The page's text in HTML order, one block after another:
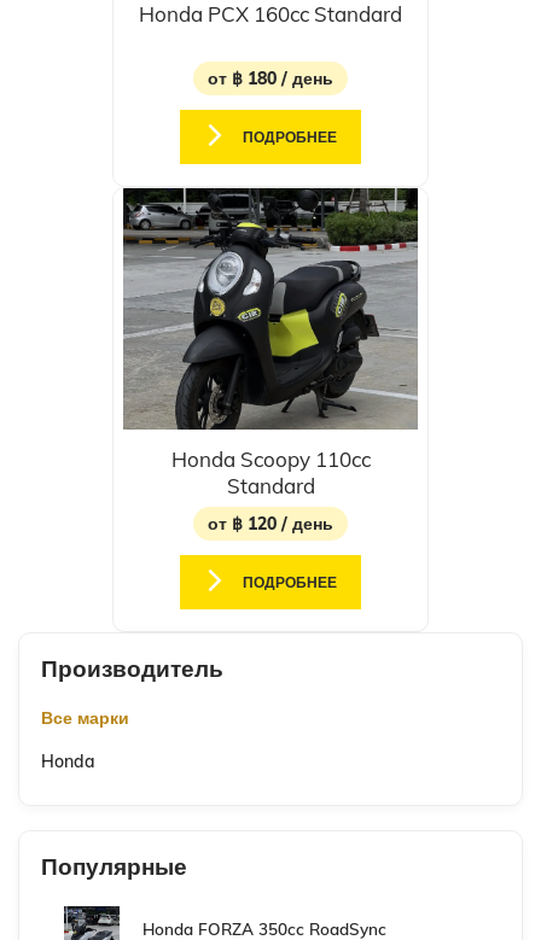
Honda PCX 160cc Standard
от ฿ 180 / день
ПОДРОБНЕЕ
Honda Scoopy 110cc
Standard
от ฿ 120 / день
ПОДРОБНЕЕ
Производитель
Все марки
Honda
Популярные
Honda FORZA 350cc RoadSync